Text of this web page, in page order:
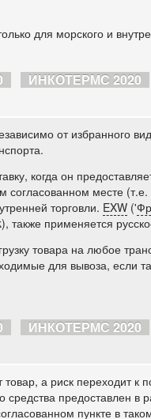
для морского и
ИНКОТЕРМС 2020
от избранного
когда он
месте
торговли. EXW ('
также применяется
товара на любое
для вывоза, если
ИНКОТЕРМС 2020
а риск переходит к
предоставлен в
пункте в